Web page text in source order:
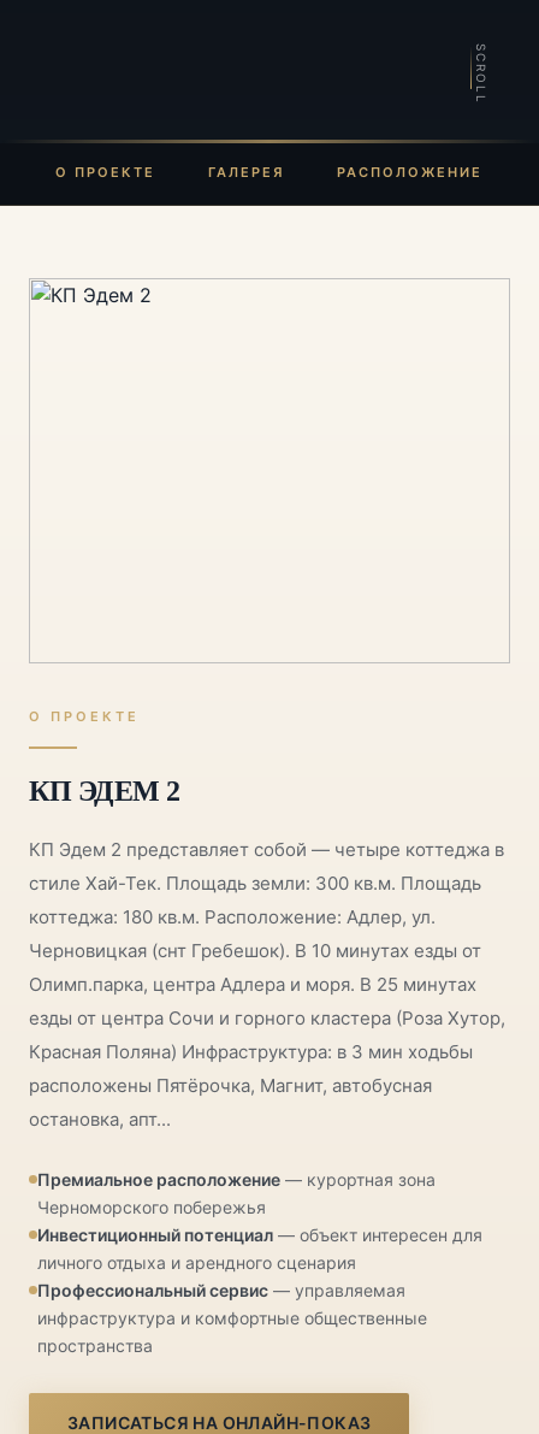
SCROLL
О ПРОЕКТЕ ГАЛЕРЕЯ РАСПОЛОЖЕНИЕ
О ПРОЕКТЕ
КП ЭДЕМ 2
КП Эдем 2 представляет собой — четыре коттеджа в
стиле Хай-Тек. Площадь земли: 300 кв.м. Площадь
коттеджа: 180 кв.м. Расположение: Адлер, ул.
Черновицкая (снт Гребешок). В 10 минутах езды от
Олимп.парка, центра Адлера и моря. В 25 минутах
езды от центра Сочи и горного кластера (Роза Хутор,
Красная Поляна) Инфраструктура: в 3 мин ходьбы
расположены Пятёрочка, Магнит, автобусная
остановка, апт...
Премиальное расположение — курортная зона
Черноморского побережья
Инвестиционный потенциал — объект интересен для
личного отдыха и арендного сценария
Профессиональный сервис — управляемая
инфраструктура и комфортные общественные
пространства
ЗАПИСАТЬСЯ НА ОНЛАЙН-ПОКАЗ